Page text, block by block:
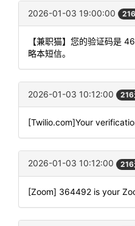
2026-01-03 19:00:00
【兼职猫】您的验证码是
略本短信。
2026-01-03 10:12:00 216
[Twilio.com]Your
2026-01-03 10:12:00 216
[Zoom] 364492 is your